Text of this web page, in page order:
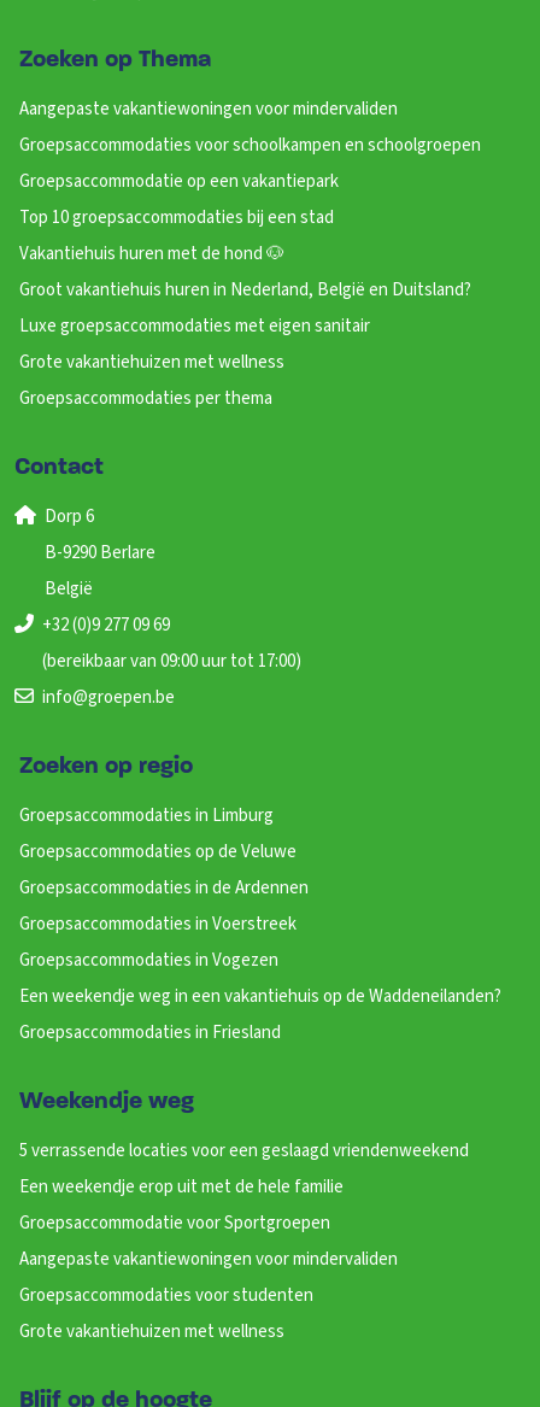
Zoeken op Thema
Aangepaste vakantiewoningen voor mindervaliden
Groepsaccommodaties voor schoolkampen en schoolgroepen
Groepsaccommodatie op een vakantiepark
Top 10 groepsaccommodaties bij een stad
Vakantiehuis huren met de hond 🐶
Groot vakantiehuis huren in Nederland, België en Duitsland?
Luxe groepsaccommodaties met eigen sanitair
Grote vakantiehuizen met wellness
Groepsaccommodaties per thema
Contact
Dorp 6
B-9290 Berlare
België
+32 (0)9 277 09 69
(bereikbaar van 09:00 uur tot 17:00)
info@groepen.be
Zoeken op regio
Groepsaccommodaties in Limburg
Groepsaccommodaties op de Veluwe
Groepsaccommodaties in de Ardennen
Groepsaccommodaties in Voerstreek
Groepsaccommodaties in Vogezen
Een weekendje weg in een vakantiehuis op de Waddeneilanden?
Groepsaccommodaties in Friesland
Weekendje weg
5 verrassende locaties voor een geslaagd vriendenweekend
Een weekendje erop uit met de hele familie
Groepsaccommodatie voor Sportgroepen
Aangepaste vakantiewoningen voor mindervaliden
Groepsaccommodaties voor studenten
Grote vakantiehuizen met wellness
Blijf op de hoogte